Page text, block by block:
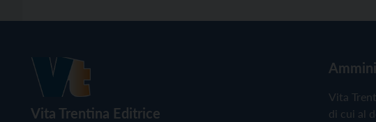
Vita Trentina Editrice
Vita
di cui al